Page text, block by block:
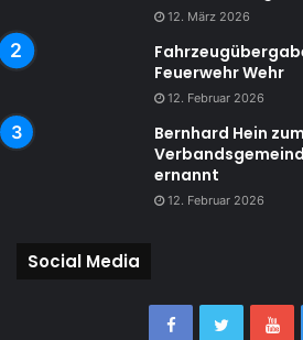
12. März 2026
Feuerwehr Wehr
12. Februar 2026
Bernhard Hein
ernannt
12. Februar 2026
Social Media